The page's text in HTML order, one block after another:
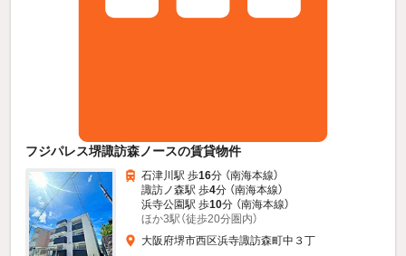
フジパレス堺諏訪森ノースの賃貸物件
石津川駅 歩16分 （南海本線）
諏訪ノ森駅 歩4分 （南海本線）
浜寺公園駅 歩10分 （南海本線）
ほか3駅（徒歩20分圏内）
大阪府堺市西区浜寺諏訪森町中３丁